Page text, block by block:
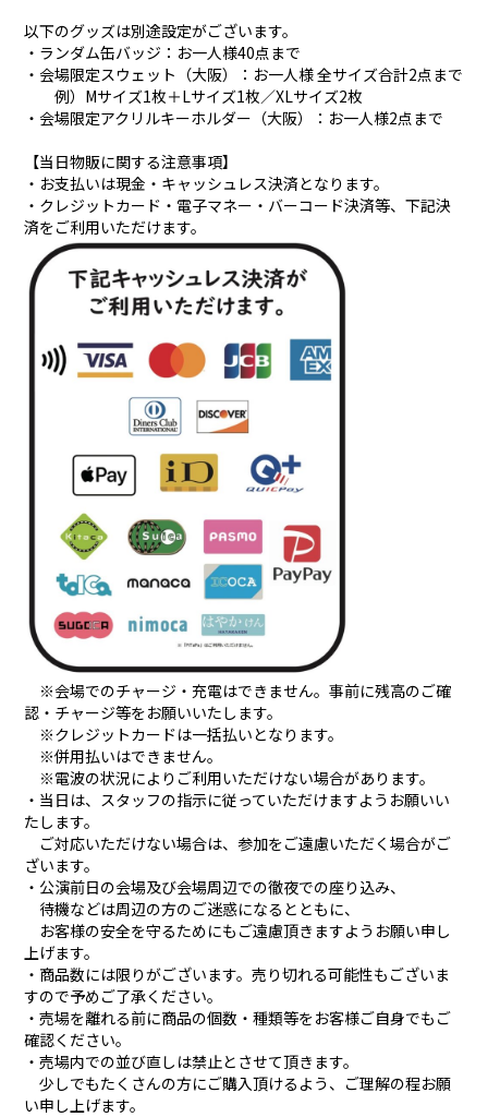
以下のグッズは別途設定がございます。
・ランダム缶バッジ：お一人様40点まで
・会場限定スウェット（大阪）：お一人様 全サイズ合計2点まで
例）Mサイズ1枚＋Lサイズ1枚／XLサイズ2枚
・会場限定アクリルキーホルダー（大阪）：お一人様2点まで
【当日物販に関する注意事項】
・お支払いは現金・キャッシュレス決済となります。
・クレジットカード・電子マネー・バーコード決済等、下記決
済をご利用いただけます。
※会場でのチャージ・充電はできません。事前に残高のご確
認・チャージ等をお願いいたします。
※クレジットカードは一括払いとなります。
※併用払いはできません。
※電波の状況によりご利用いただけない場合があります。
・当日は、スタッフの指示に従っていただけますようお願いい
たします。
ご対応いただけない場合は、参加をご遠慮いただく場合がご
ざいます。
・公演前日の会場及び会場周辺での徹夜での座り込み、
待機などは周辺の方のご迷惑になるとともに、
お客様の安全を守るためにもご遠慮頂きますようお願い申し
上げます。
・商品数には限りがございます。売り切れる可能性もございま
すので予めご了承ください。
・売場を離れる前に商品の個数・種類等をお客様ご自身でもご
確認ください。
・売場内での並び直しは禁止とさせて頂きます。
少しでもたくさんの方にご購入頂けるよう、ご理解の程お願
い申し上げます。